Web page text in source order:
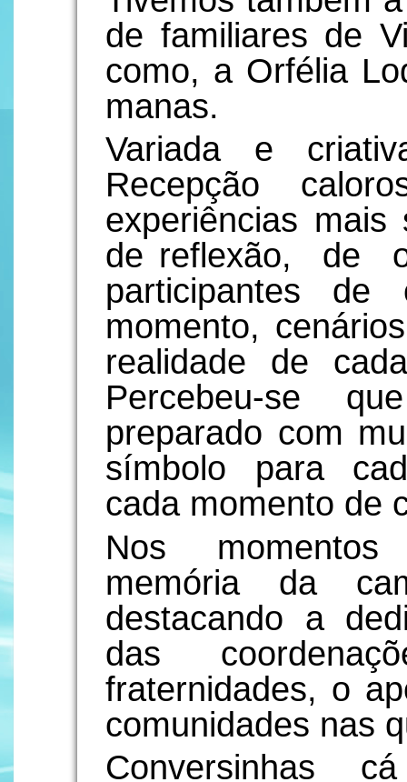
de familiares de
como, a Orfélia
manas.
Variada e
Recepção
experiências mais
de reflexão, de
participantes de
momento,
realidade de
Percebeu-se
preparado com
símbolo para
cada momento de
Nos momentos
memória da
destacando a
das
fraternidades, o
comunidades nas
Conversinhas